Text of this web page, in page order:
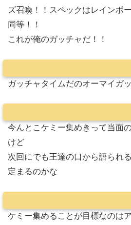
ズ召喚！！スペックはレインボ
同等！！
これが俺のガッチャだ！！
ガッチャタイムだのオーマイガ
今んとこケミー集めきって当面
けど
次回にでも王達の口から語られ
定まるのかな
ケミー集めることが目標なのは